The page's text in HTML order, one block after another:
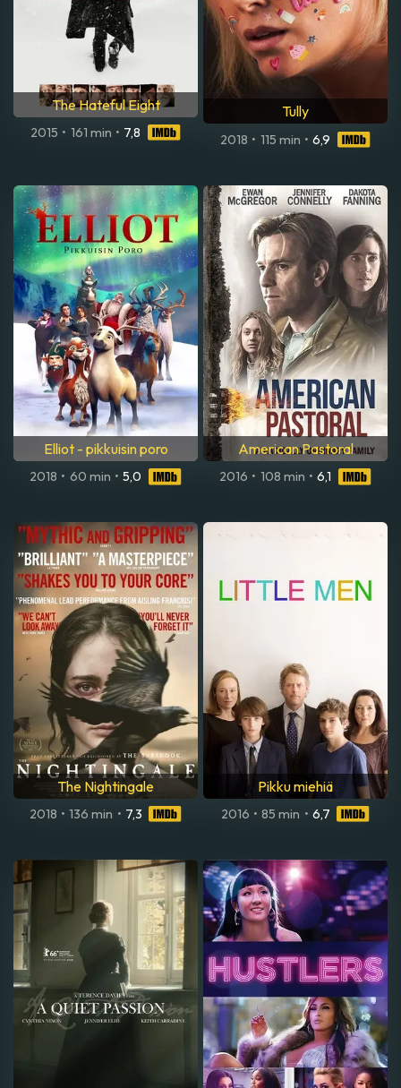
The Hateful Eight
2015 • 161 min • 7,8
Tully
2018 • 115 min • 6,9
Elliot - pikkuisin poro
2018 • 60 min • 5,0
American Pastoral
2016 • 108 min • 6,1
The Nightingale
2018 • 136 min • 7,3
Pikku miehiä
2016 • 85 min • 6,7